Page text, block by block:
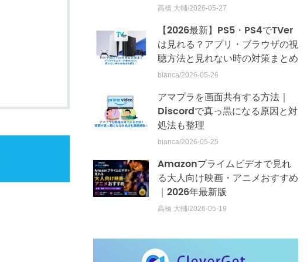
高橋 大輔/2026-05-27
【2026最新】PS5・PS4でTVer
は見れる？アプリ・ブラウザの視
聴方法と見れない時の対策まとめ
bianca/2026-05-26
アマプラを画面共有する方法｜
Discordで真っ黒になる原因と対
処法も整理
bianca/2026-05-25
Amazonプライムビデオで見れ
る大人向け映画・アニメおすすめ
｜2026年最新版
高橋 大輔/2026-05-19